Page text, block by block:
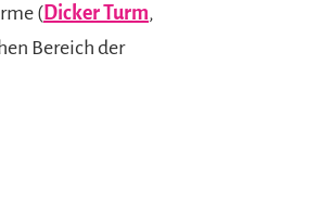
(Dicker Turm,
Bereich der